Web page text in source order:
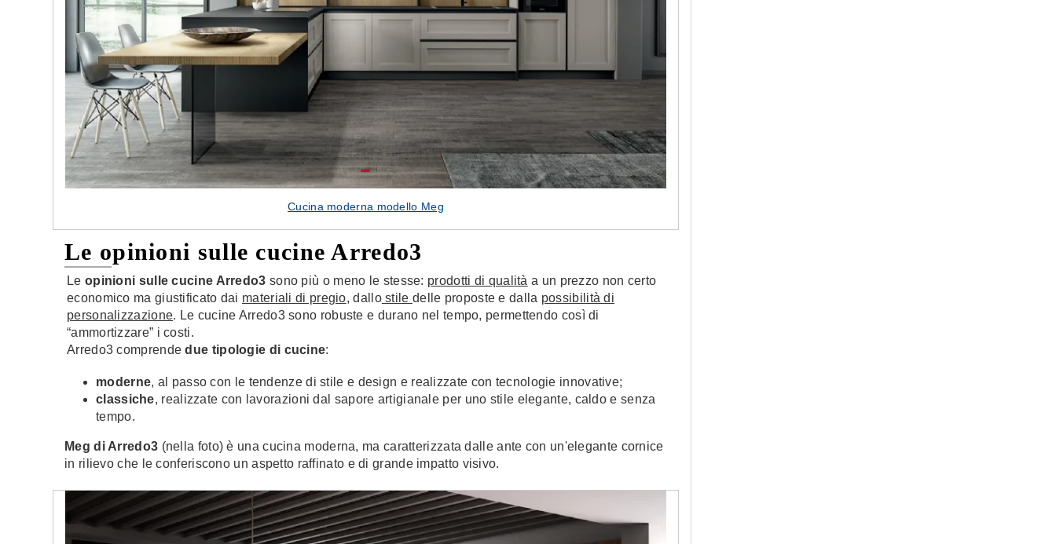
Cucina moderna modello Meg
Le opinioni sulle cucine Arredo3
Le opinioni sulle cucine Arredo3 sono più o meno le stesse: prodotti di qualità a un prezzo non certo
economico ma giustificato dai materiali di pregio, dallostile delle proposte e dalla possibilità di
personalizzazione. Le cucine Arredo3 sono robuste e durano nel tempo, permettendo così di
“ammortizzare” i costi.
Arredo3 comprendedue tipologie di cucine:
moderne, al passo con le tendenze di stile e design e realizzate con tecnologie innovative;
classiche, realizzate con lavorazioni dal sapore artigianale per uno stile elegante, caldo e senza
tempo.
Meg di Arredo3 (nella foto) è una cucina moderna, ma caratterizzata dalle ante con un'elegante cornice
in rilievo che le conferiscono un aspetto raffinato e di grande impatto visivo.